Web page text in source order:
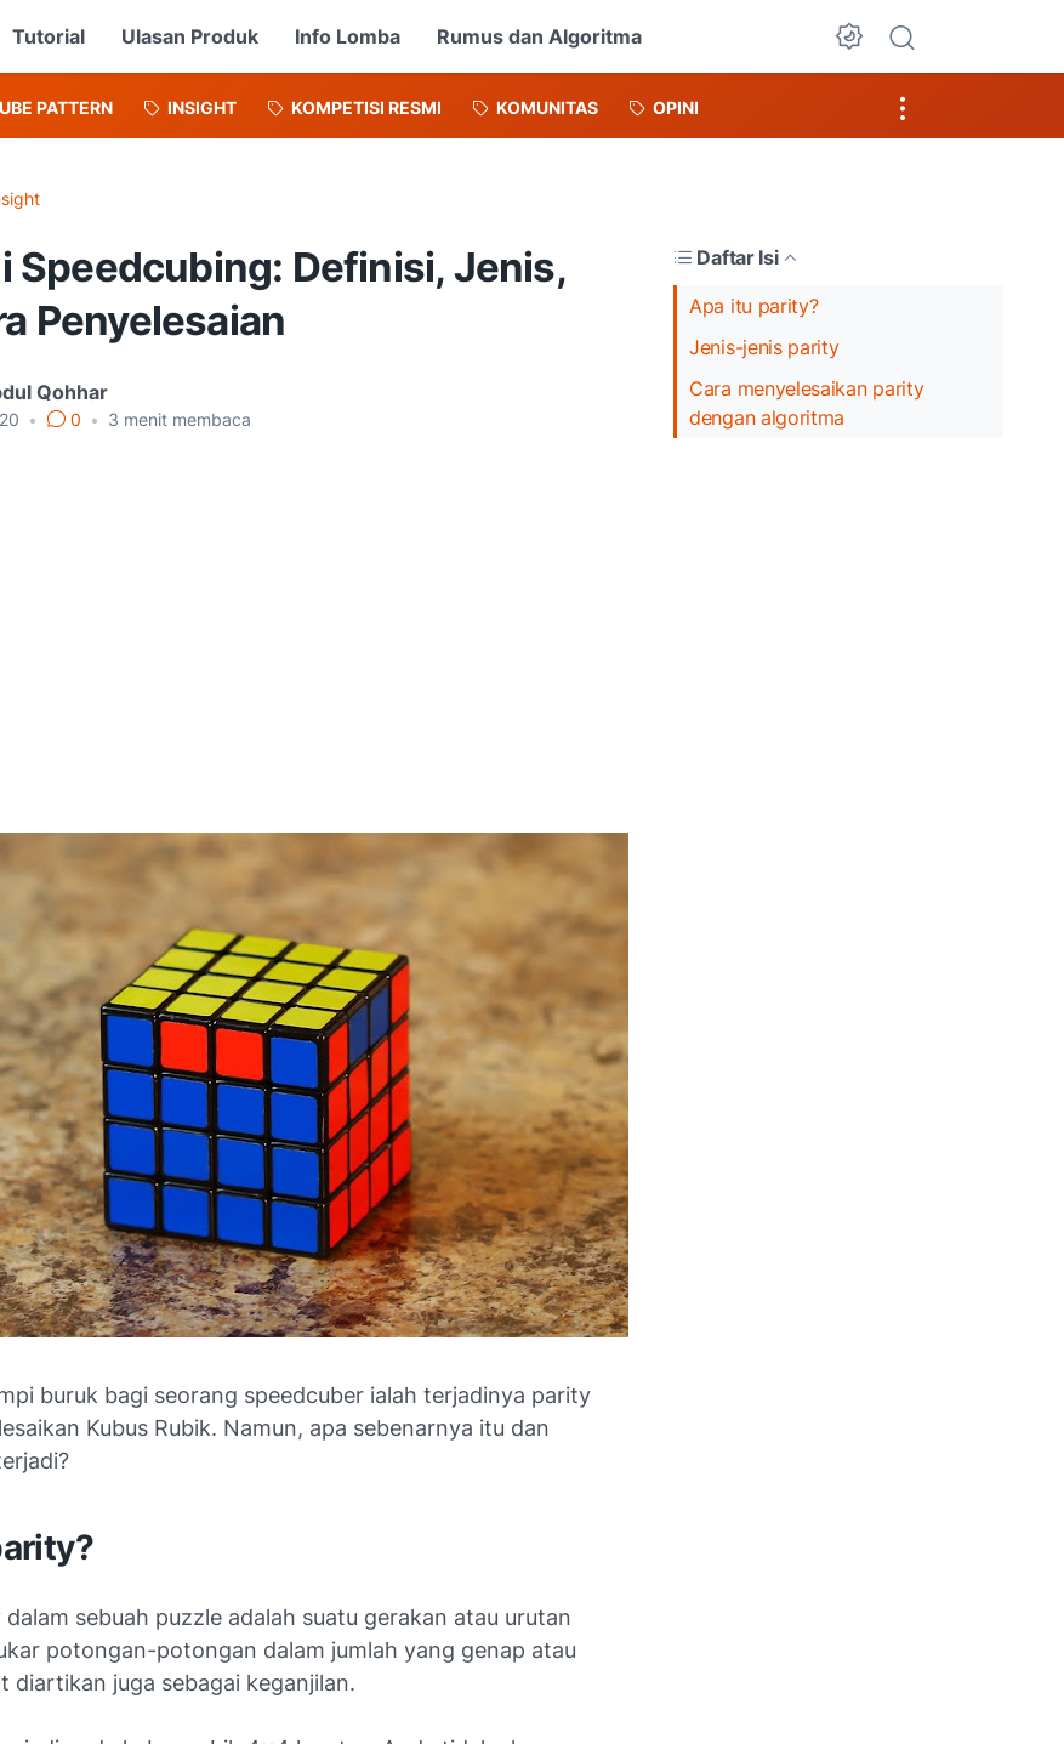
Tutorial Ulasan Produk Info Lomba Rumus dan Algoritma
Dark Mode
PATTERN INSIGHT KOMPETISI RESMI KOMUNITAS OPINI
Speedcubing: Definisi, Jenis,
Penyelesaian
Qohhar
• 0 • 3 menit membaca
Daftar Isi
Apa itu parity?
Jenis-jenis parity
Cara menyelesaikan parity
dengan algoritma
buruk bagi seorang speedcuber ialah terjadinya parity
Kubus Rubik. Namun, apa sebenarnya itu dan
dalam sebuah puzzle adalah suatu gerakan atau urutan
potongan-potongan dalam jumlah yang genap atau
diartikan juga sebagai keganjilan.